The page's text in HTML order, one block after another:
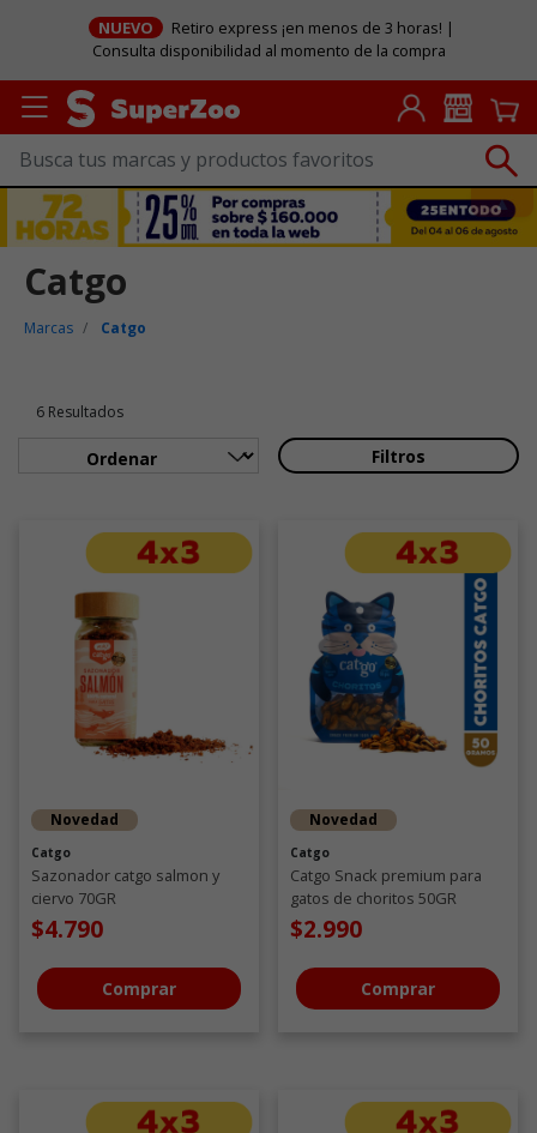
NUEVO
Retiro express ¡en menos de 3 horas! |
Consulta disponibilidad al momento de la compra
Catgo
Marcas Catgo
6 Resultados
Filtros
Novedad
Catgo
Sazonador catgo salmon y
ciervo 70GR
$4.790
Comprar
Novedad
Catgo
Catgo Snack premium para
gatos de choritos 50GR
$2.990
Comprar